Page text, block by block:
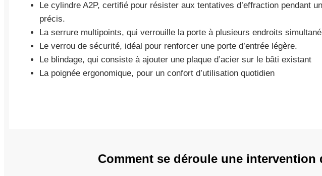
Le cylindre A2P, certifié pour résister aux tentatives d’effraction pendant
précis.
La serrure multipoints, qui verrouille la porte à plusieurs endroits
Le verrou de sécurité, idéal pour renforcer une porte d’entrée légère.
Le blindage, qui consiste à ajouter une plaque d’acier sur le bâti existant
La poignée ergonomique, pour un confort d’utilisation quotidien
Comment se déroule une intervention